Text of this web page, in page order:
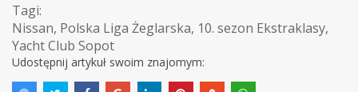
Tagi:
Nissan, Polska Liga Żeglarska, 10. sezon Ekstraklasy,
Yacht Club Sopot
Udostępnij artykuł swoim znajomym: